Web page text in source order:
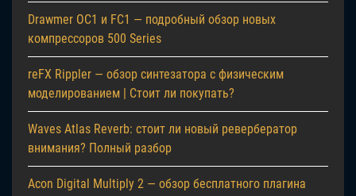
Drawmer OC1 и FC1 — подробный обзор новых
компрессоров 500 Series
reFX Rippler — обзор синтезатора с физическим
моделированием | Стоит ли покупать?
Waves Atlas Reverb: стоит ли новый ревербератор
внимания? Полный разбор
Acon Digital Multiply 2 — обзор бесплатного плагина